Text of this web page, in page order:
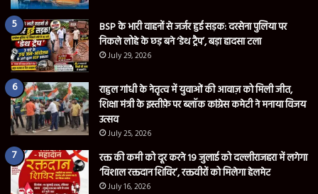
BSP के भारी वाहनों से जर्जर हुई सड़क: दरसेना पुलिया पर
निकले लोहे के छड़ बने ‘डेथ ट्रैप’, बड़ा हादसा टला
July 29, 2026
राहुल गांधी के नेतृत्व में युवाओं की आवाज़ को मिली जीत,
शिक्षा मंत्री के इस्तीफ़े पर ब्लॉक कांग्रेस कमेटी ने मनाया विजय
उत्सव
July 25, 2026
रक्त की कमी को दूर करने 19 जुलाई को दल्लीराजहरा में लगेगा
‘विशाल रक्तदान शिविर’, रक्तवीरों को मिलेगा हेलमेट
July 16, 2026